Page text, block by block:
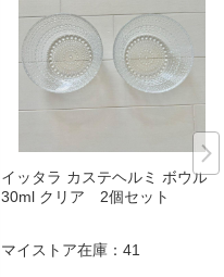
イッタラ カステヘルミ ボウル 2
30ml クリア 2個セット
マイストア在庫： 41